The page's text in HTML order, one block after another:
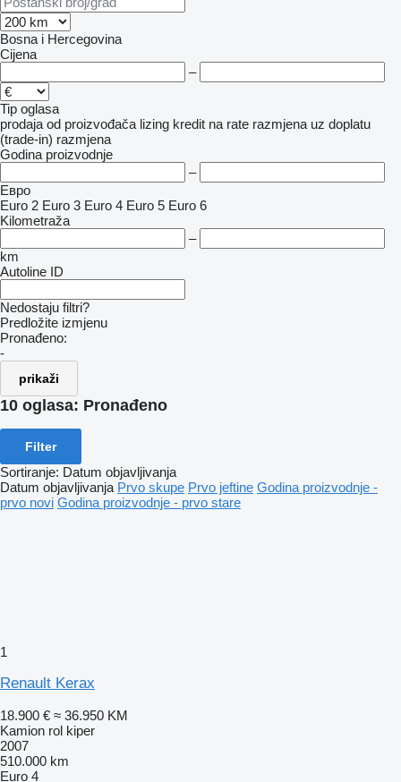
Bosna i Hercegovina
Cijena
–
Tip oglasa
prodaja od proizvođača lizing kredit na rate razmjena uz doplatu
(trade-in) razmjena
Godina proizvodnje
–
Евро
Euro 2 Euro 3 Euro 4 Euro 5 Euro 6
Kilometraža
–
km
Autoline ID
Nedostaju filtri?
Predložite izmjenu
Pronađeno:
-
prikaži
10 oglasa: Pronađeno
Filter
Sortiranje: Datum objavljivanja
Datum objavljivanja Prvo skupe Prvo jeftine Godina proizvodnje -
prvo novi Godina proizvodnje - prvo stare
1
Renault Kerax
18.900 € ≈ 36.950 KM
Kamion rol kiper
2007
510.000 km
Euro 4